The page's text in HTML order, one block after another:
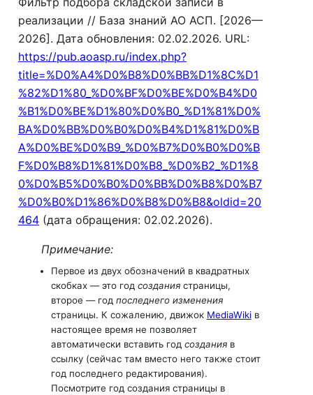
реализации // База знаний АО АСП. [2026—
2026]. Дата обновления: 02.02.2026. URL:
https://pub.aoasp.ru/index.php?
title=%D0%A4%D0%B8%D0%BB%D1%8C%D1
%82%D1%80_%D0%BF%D0%BE%D0%B4%D0
%B1%D0%BE%D1%80%D0%B0_%D1%81%D0%
BA%D0%BB%D0%B0%D0%B4%D1%81%D0%B
A%D0%BE%D0%B9_%D0%B7%D0%B0%D0%B
F%D0%B8%D1%81%D0%B8_%D0%B2_%D1%8
0%D0%B5%D0%B0%D0%BB%D0%B8%D0%B7
%D0%B0%D1%86%D0%B8%D0%B8&oldid=20
464 (дата обращения: 02.02.2026).
Примечание:
Первое из двух обозначений в квадратных
скобках — это год созданиястраницы,
второе — год последнего изменения
страницы. К сожалению, движок MediaWikiв
настоящее время не позволяет
автоматически вставить год созданияв
ссылку (сейчас там вместо него также стоит
год последнего редактирования).
Посмотрите год создания страницы в